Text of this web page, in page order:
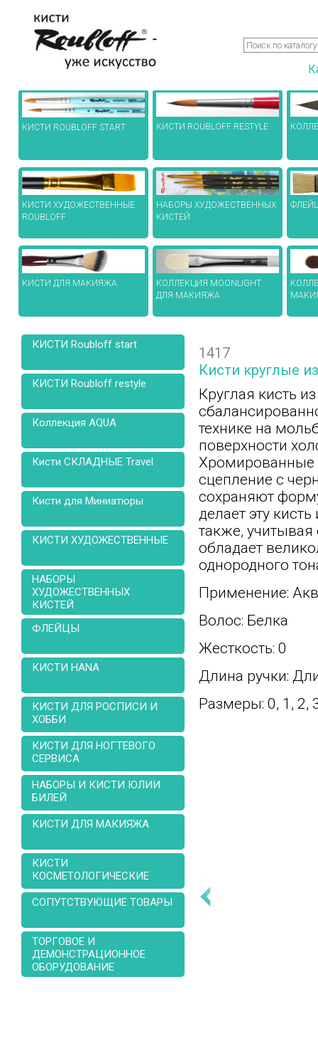
КИСТИ ROUBLOFF START КИСТИ ROUBLOFF RESTYLE
КИСТИ ХУДОЖЕСТВЕННЫЕ
ROUBLOFF
НАБОРЫ ХУДОЖЕСТВЕННЫХ
КИСТЕЙ
КИСТИ ДЛЯ МАКИЯЖА
КОЛЛЕКЦИЯ MOONLIGHT
ДЛЯ МАКИЯЖА
КИСТИ Roubloff start
КИСТИ Roubloff restyle
Коллекция AQUA
Кисти СКЛАДНЫЕ Travel
Кисти для Миниатюры
КИСТИ ХУДОЖЕСТВЕННЫЕ
НАБОРЫ
ХУДОЖЕСТВЕННЫХ
КИСТЕЙ
ФЛЕЙЦЫ
КИСТИ HANA
КИСТИ ДЛЯ РОСПИСИ И
ХОББИ
КИСТИ ДЛЯ НОГТЕВОГО
СЕРВИСА
НАБОРЫ И КИСТИ ЮЛИИ
БИЛЕЙ
КИСТИ ДЛЯ МАКИЯЖА
КИСТИ
КОСМЕТОЛОГИЧЕСКИЕ
СОПУТСТВУЮЩИЕ ТОВАРЫ
ТОРГОВОЕ И
ДЕМОНСТРАЦИОННОЕ
ОБОРУДОВАНИЕ
1417
Кисти круглые
Круглая кисть
технике на
поверхности
Хромированные
сцепление с
сохраняют
делает эту
также, учитывая
обладает
однородного
Применение:
Волос: Белка
Жесткость: 0
Длина ручки:
Размеры: 0, 1, 2,